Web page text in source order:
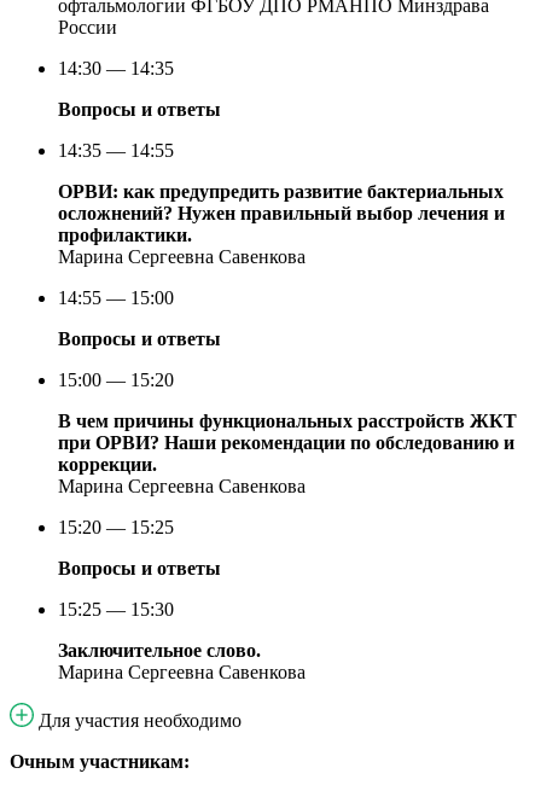
офтальмологии ФГБОУ ДПО РМАНПО Минздрава
России
14:30 — 14:35
Вопросы и ответы
14:35 — 14:55
ОРВИ: как предупредить развитие бактериальных
осложнений? Нужен правильный выбор лечения и
профилактики.
Марина Сергеевна Савенкова
14:55 — 15:00
Вопросы и ответы
15:00 — 15:20
В чем причины функциональных расстройств ЖКТ
при ОРВИ? Наши рекомендации по обследованию и
коррекции.
Марина Сергеевна Савенкова
15:20 — 15:25
Вопросы и ответы
15:25 — 15:30
Заключительное слово.
Марина Сергеевна Савенкова
Для участия необходимо
Очным участникам: